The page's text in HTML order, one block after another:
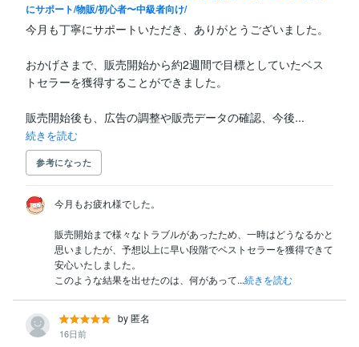
にサポート/物販/初心者〜中級者向け/
今月も丁寧にサポートいただき、ありがとうございました。
おかげさまで、販売開始から約2週間で目標としていたベス
トセラーを獲得することができました。
販売開始後も、広告の調整や販売データの確認、今後...
続きを読む
参考になった
今月もお疲れ様でした。
販売開始まで様々なトラブルがあったため、一時はどうなるかと
思いましたが、予想以上に早い段階でベストセラーを獲得できて
安心いたしました。
このような結果を出せたのは、何があって...続きを読む
by 匿名
16日前